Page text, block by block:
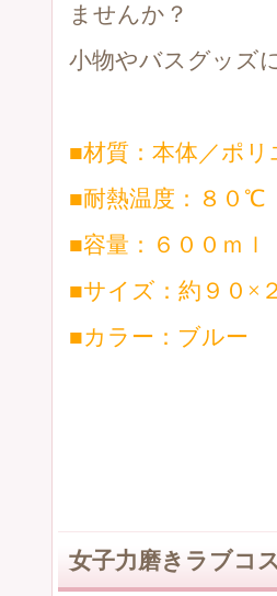
ませんか？
小物やバスグッズ
■材質：本体／ポ
■耐熱温度：８０℃
■容量：６００ｍｌ
■サイズ：約９０×
■カラー：ブルー
女子力磨きラブコ